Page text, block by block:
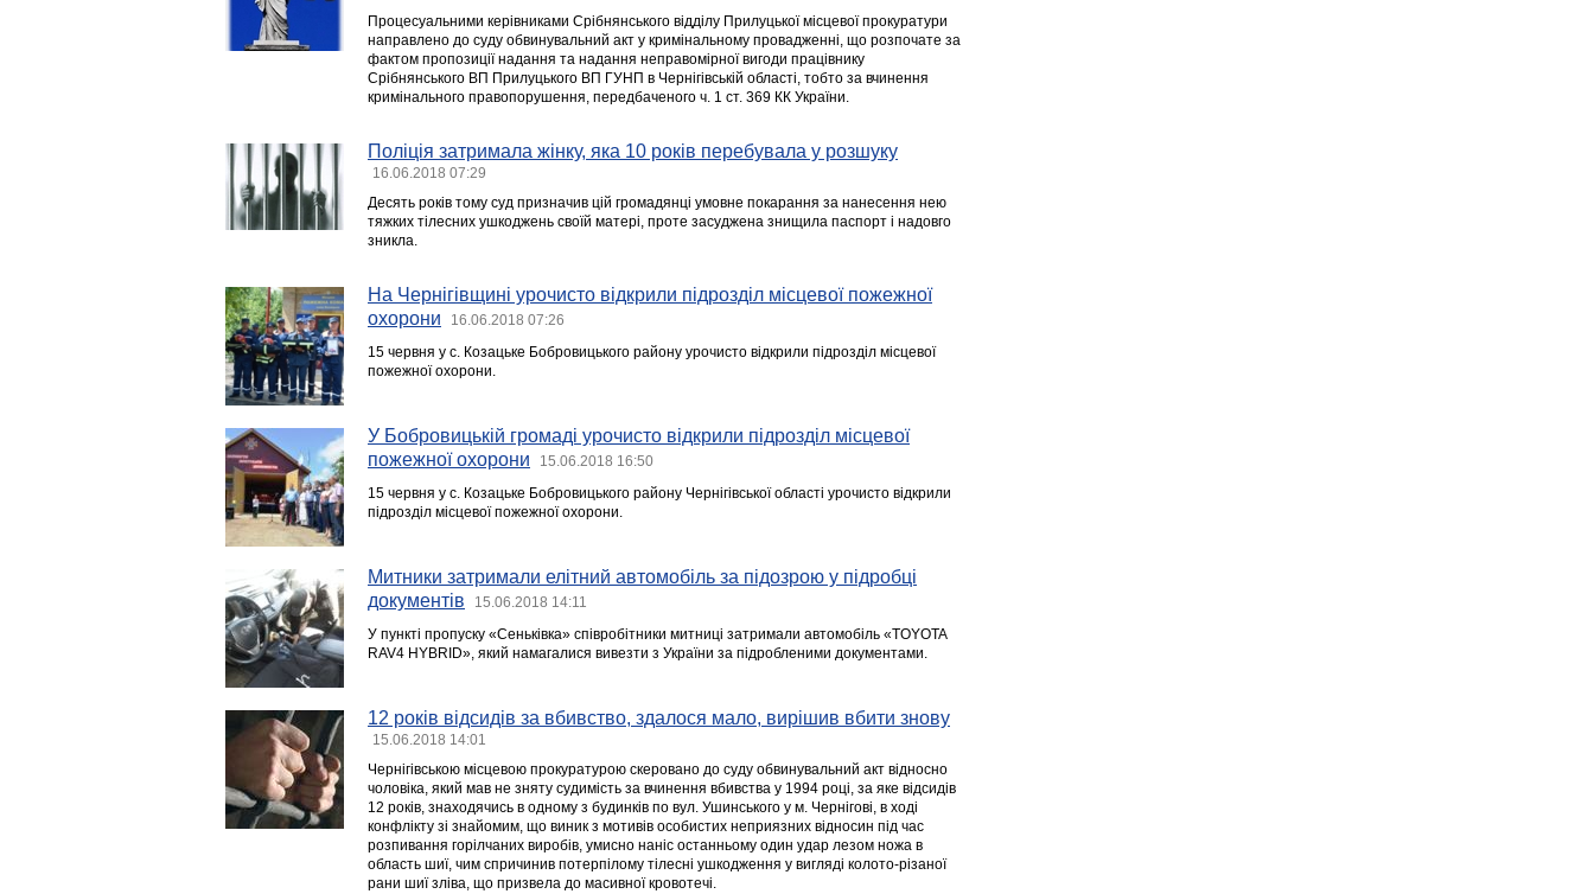
Процесуальними керівниками Срібнянського відділу Прилуцької місцевої прокуратури
направлено до суду обвинувальний акт у кримінальному провадженні, що розпочате за
фактом пропозиції надання та надання неправомірної вигоди працівнику
Срібнянського ВП Прилуцького ВП ГУНП в Чернігівській області, тобто за вчинення
кримінального правопорушення, передбаченого ч. 1 ст. 369 КК України.
Поліція затримала жінку, яка 10 років перебувала у розшуку
16.06.2018 07:29
Десять років тому суд призначив цій громадянці умовне покарання за нанесення нею
тяжких тілесних ушкоджень своїй матері, проте засуджена знищила паспорт і надовго
зникла.
На Чернігівщині урочисто відкрили підрозділ місцевої пожежної
охорони
16.06.2018 07:26
15 червня у с. Козацьке Бобровицького району урочисто відкрили підрозділ місцевої
пожежної охорони.
У Бобровицькій громаді урочисто відкрили підрозділ місцевої
пожежної охорони
15.06.2018 16:50
15 червня у с. Козацьке Бобровицького району Чернігівської області урочисто відкрили
підрозділ місцевої пожежної охорони.
Митники затримали елітний автомобіль за підозрою у підробці
документів
15.06.2018 14:11
У пункті пропуску «Сеньківка» співробітники митниці затримали автомобіль «TOYOTA
RAV4 HYBRID», який намагалися вивезти з України за підробленими документами.
12 років відсидів за вбивство, здалося мало, вирішив вбити знову
15.06.2018 14:01
Чернігівською місцевою прокуратурою скеровано до суду обвинувальний акт відносно
чоловіка, який мав не зняту судимість за вчинення вбивства у 1994 році, за яке відсидів
12 років, знаходячись в одному з будинків по вул. Ушинського у м. Чернігові, в ході
конфлікту зі знайомим, що виник з мотивів особистих неприязних відносин під час
розпивання горілчаних виробів, умисно наніс останньому один удар лезом ножа в
область шиї, чим спричинив потерпілому тілесні ушкодження у вигляді колото-різаної
рани шиї зліва, що призвела до масивної кровотечі.